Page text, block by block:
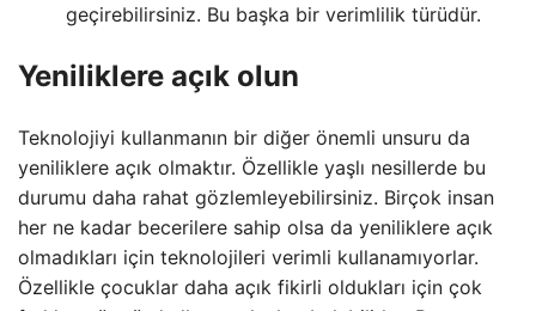
geçirebilirsiniz. Bu başka bir verimlilik türüdür.
Yeniliklere açık olun
Teknolojiyi kullanmanın bir diğer önemli unsuru da
yeniliklere açık olmaktır. Özellikle yaşlı nesillerde bu
durumu daha rahat gözlemleyebilirsiniz. Birçok insan
her ne kadar becerilere sahip olsa da yeniliklere açık
olmadıkları için teknolojileri verimli kullanamıyorlar.
Özellikle çocuklar daha açık fikirli oldukları için çok